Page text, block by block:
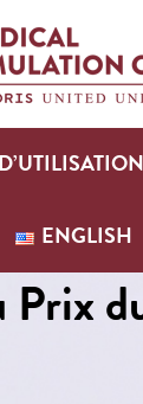
ENGLISH
Prix